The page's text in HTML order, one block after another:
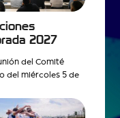
2027
del Comité
del miércoles 5 de